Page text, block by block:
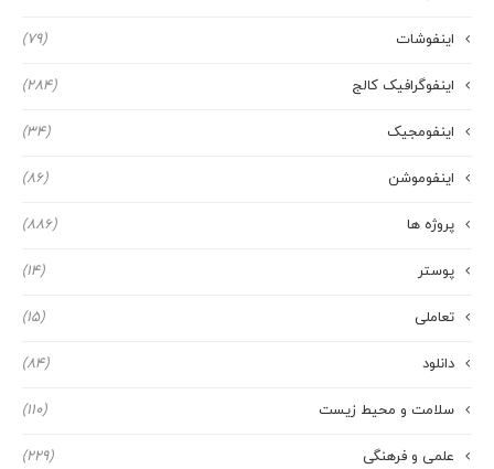
اینفوشات (79)
اینفوگرافیک کالج (284)
اینفومجیک (34)
اینفوموشن (86)
پروژه ها (886)
پوستر (14)
تعاملی (15)
دانلود (84)
سلامت و محیط زیست (110)
علمی و فرهنگی (229)